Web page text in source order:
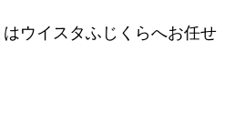
ウイスタふじくらへお任せ